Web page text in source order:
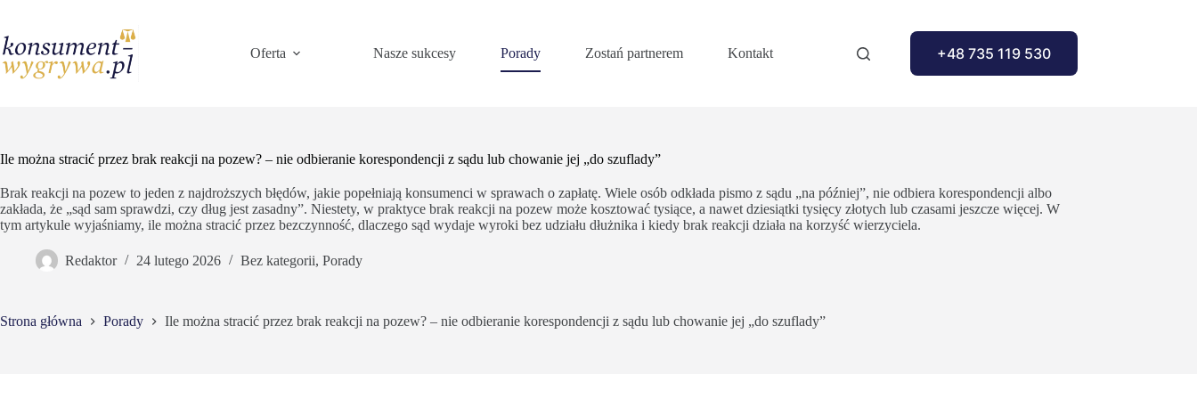
treści
Oferta
Nasze sukcesy Porady Zostań partnerem Kontakt +48 735 119 530
Ile można stracić przez brak reakcji na pozew? – nie odbieranie korespondencji z sądu lub chowanie jej „do szuflady”
Brak reakcji na pozew to jeden z najdroższych błędów, jakie popełniają konsumenci w sprawach o zapłatę. Wiele osób odkłada pismo z sądu „na później”, nie odbiera korespondencji albo
zakłada, że „sąd sam sprawdzi, czy dług jest zasadny”. Niestety, w praktyce brak reakcji na pozew może kosztować tysiące, a nawet dziesiątki tysięcy złotych lub czasami jeszcze więcej. W
tym artykule wyjaśniamy, ile można stracić przez bezczynność, dlaczego sąd wydaje wyroki bez udziału dłużnika i kiedy brak reakcji działa na korzyść wierzyciela.
Redaktor 24 lutego 2026 Bez kategorii, Porady
Strona główna Porady Ile można stracić przez brak reakcji na pozew? – nie odbieranie korespondencji z sądu lub chowanie jej „do szuflady”